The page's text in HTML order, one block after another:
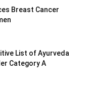
Breast Cancer
List of Ayurveda
Category A